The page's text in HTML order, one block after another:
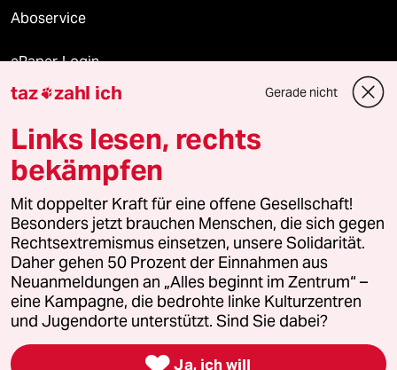
Aboservice
ePaper Login
Downloads für Abonnierende
© 2026 taz Verlags und Vertriebs GmbH
Alle Rechte vorbehalten. Bei rechtlichen Fragen oder für Genehmigungen
wenden Sie sich bitte an
lizenzen@taz.de
Feedback Redaktionsstatut Kommune-Richtlinien
Leitlinie Informant Datenschutz Impressum AGB
Seitenwende Einwilligungen widerrufen (Ads)
taz zahl ich Gerade nicht
Links lesen, rechts
bekämpfen
Mit doppelter Kraft für eine offene Gesellschaft!
Besonders jetzt brauchen Menschen, die sich gegen
Rechtsextremismus einsetzen, unsere Solidarität.
Daher gehen 50 Prozent der Einnahmen aus
Neuanmeldungen an „Alles beginnt im Zentrum“ –
eine Kampagne, die bedrohte linke Kulturzentren
und Jugendorte unterstützt. Sind Sie dabei?
 Ja, ich will